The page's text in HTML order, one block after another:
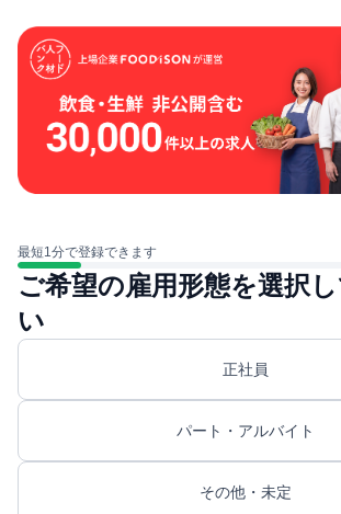
最短1分で登録できます
ご希望の雇用形態を選択
い
正社員
パート・アルバイト
その他・未定